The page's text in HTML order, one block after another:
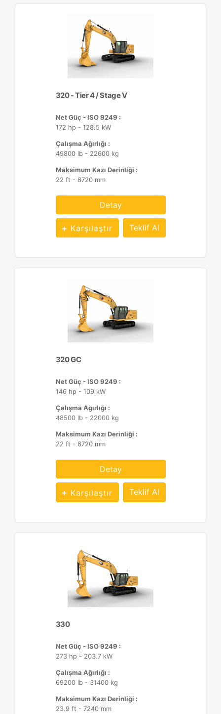
320 - Tier 4 / Stage V
Net Güç - ISO 9249 :
172 hp - 128.5 kW
Çalışma Ağırlığı :
49800 lb - 22600 kg
Maksimum Kazı Derinliği :
22 ft - 6720 mm
Detay
Karşılaştır Teklif Al
320 GC
Net Güç - ISO 9249 :
146 hp - 109 kW
Çalışma Ağırlığı :
48500 lb - 22000 kg
Maksimum Kazı Derinliği :
22 ft - 6720 mm
Detay
Karşılaştır Teklif Al
330
Net Güç - ISO 9249 :
273 hp - 203.7 kW
Çalışma Ağırlığı :
69200 lb - 31400 kg
Maksimum Kazı Derinliği :
23.9 ft - 7240 mm